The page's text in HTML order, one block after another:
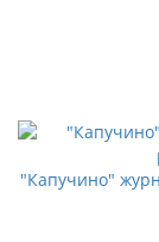
"Капучино"